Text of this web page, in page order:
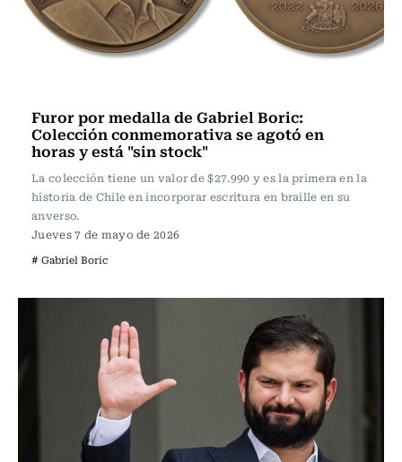
Furor por medalla de Gabriel Boric:
Colección conmemorativa se agotó en
horas y está "sin stock"
La colección tiene un valor de $27.990 y es la primera en la
historia de Chile en incorporar escritura en braille en su
anverso.
Jueves 7 de mayo de 2026
# Gabriel Boric